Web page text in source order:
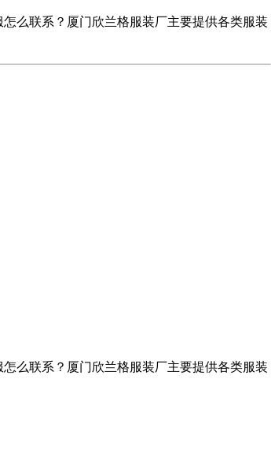
么联系？厦门欣兰格服装厂主要提供各类服装
么联系？厦门欣兰格服装厂主要提供各类服装